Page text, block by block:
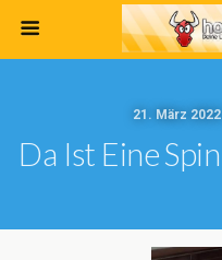
21. März
Da Ist Eine